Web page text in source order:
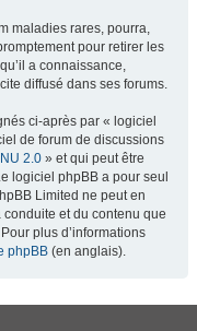
maladies rares, pourra,
pour retirer les
a connaissance,
diffusé dans ses forums.
ci-après par « logiciel
de forum de discussions
2.0 » et qui peut être
logiciel phpBB a pour seul
Limited ne peut en
et du contenu que
plus d’informations
phpBB (en anglais).